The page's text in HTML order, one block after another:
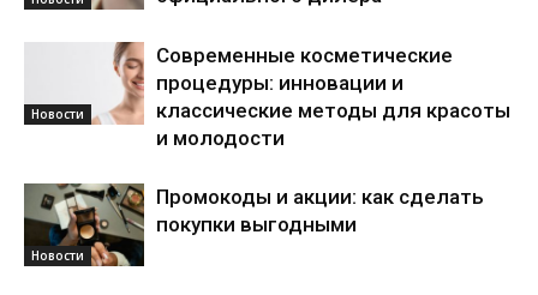
Новости
Современные косметические
процедуры: инновации и
классические методы для красоты
и молодости
Новости
Промокоды и акции: как сделать
покупки выгодными